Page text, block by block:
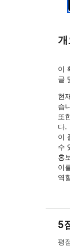
이
글
현
습
또
다.
이
수
홍
이
역
5
평